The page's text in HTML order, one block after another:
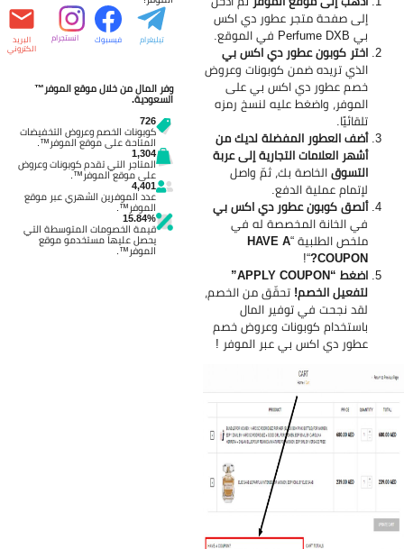
إلى صفحة متجر عطور دي اكس
بي Perfume DXB في الموقع.
اختر كوبون عطور دي اكس بي
الذي تريده ضمن كوبونات وعروض
خصم عطور دي اكس بي على
الموفر، واضغط عليه لنسخ رمزه
تلقائيًا.
أضف العطور المفضلة لديك من
أشهر العلامات التجارية إلى عربة
التسوقالخاصة بك، ثمّ واصل
لإتمام عملية الدفع.
ألصق كوبون عطور دي اكس بي
في الخانة المخصصة له في
ملخص الطلبية “HAVE A
COUPON?
“!
اضغط “APPLY COUPON”
لتفعيل الخصم!تحقّق من الخصم،
لقد نجحت في توفير المال
باستخدام كوبونات وعروض خصم
عطور دي اكس بي عبر الموفر!
تيليغرام فيسبوك انستجرام البريد
الكتروني
وفر المال من خلال موقع الموفر™
السعودية.
726
كوبونات الخصم وعروض التخفيضات
المتاحة على موقع الموفر™.
1,304
المتاجر التي تقدم كوبونات وعروض
على موقع الموفر™.
4,401
عدد الموفرين الشهري عبر موقع
الموفر™.
15.84%
قيمة الخصومات المتوسطة التي
يحصل عليها مستخدمو موقع
الموفر™.